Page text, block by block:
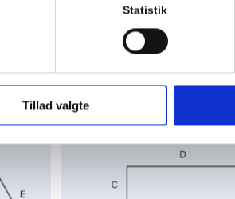
Statistik
Tillad valgte
SKOTRENDE 3